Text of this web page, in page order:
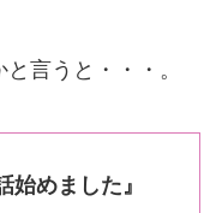
言うと・・・。
始めました』